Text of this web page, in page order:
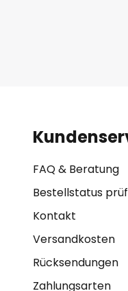
FAQ & Beratung
Bestellstatus
Kontakt
Versandkosten
Rücksendungen
Zahlungsarten